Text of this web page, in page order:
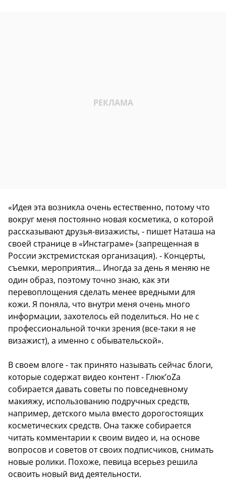
«Идея эта возникла очень естественно, потому что
вокруг меня постоянно новая косметика, о которой
рассказывают друзья-визажисты, - пишет Наташа на
своей странице в «Инстаграме» (запрещенная в
России экстремистская организация). - Концерты,
съемки, мероприятия... Иногда за день я меняю не
один образ, поэтому точно знаю, как эти
перевоплощения сделать менее вредными для
кожи. Я поняла, что внутри меня очень много
информации, захотелось ей поделиться. Но не с
профессиональной точки зрения (все-таки я не
визажист), а именно с обывательской».
В своем влоге - так принято называть сейчас блоги,
которые содержат видео контент - Глюк’oZа
собирается давать советы по повседневному
макияжу, использованию подручных средств,
например, детского мыла вместо дорогостоящих
косметических средств. Она также собирается
читать комментарии к своим видео и, на основе
вопросов и советов от своих подписчиков, снимать
новые ролики. Похоже, певица всерьез решила
освоить новый вид деятельности.